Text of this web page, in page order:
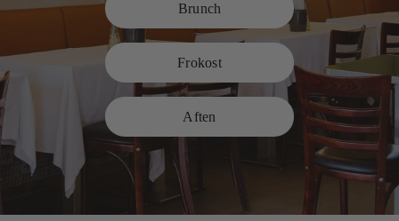
Brunch
Frokost
Aften